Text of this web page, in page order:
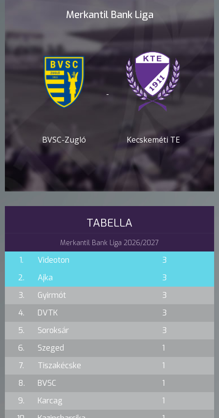
Merkantil Bank Liga
BVSC-Zugló
-
Kecskeméti TE
TABELLA
Merkantil Bank Liga 2026/2027
1. Videoton
3
2.
Ajka
3
3.
Gyirmót
3
4.
DVTK
3
5.
Soroksár
3
6.
Szeged
1
7.
Tiszakécske
1
8.
BVSC
1
9.
Karcag
1